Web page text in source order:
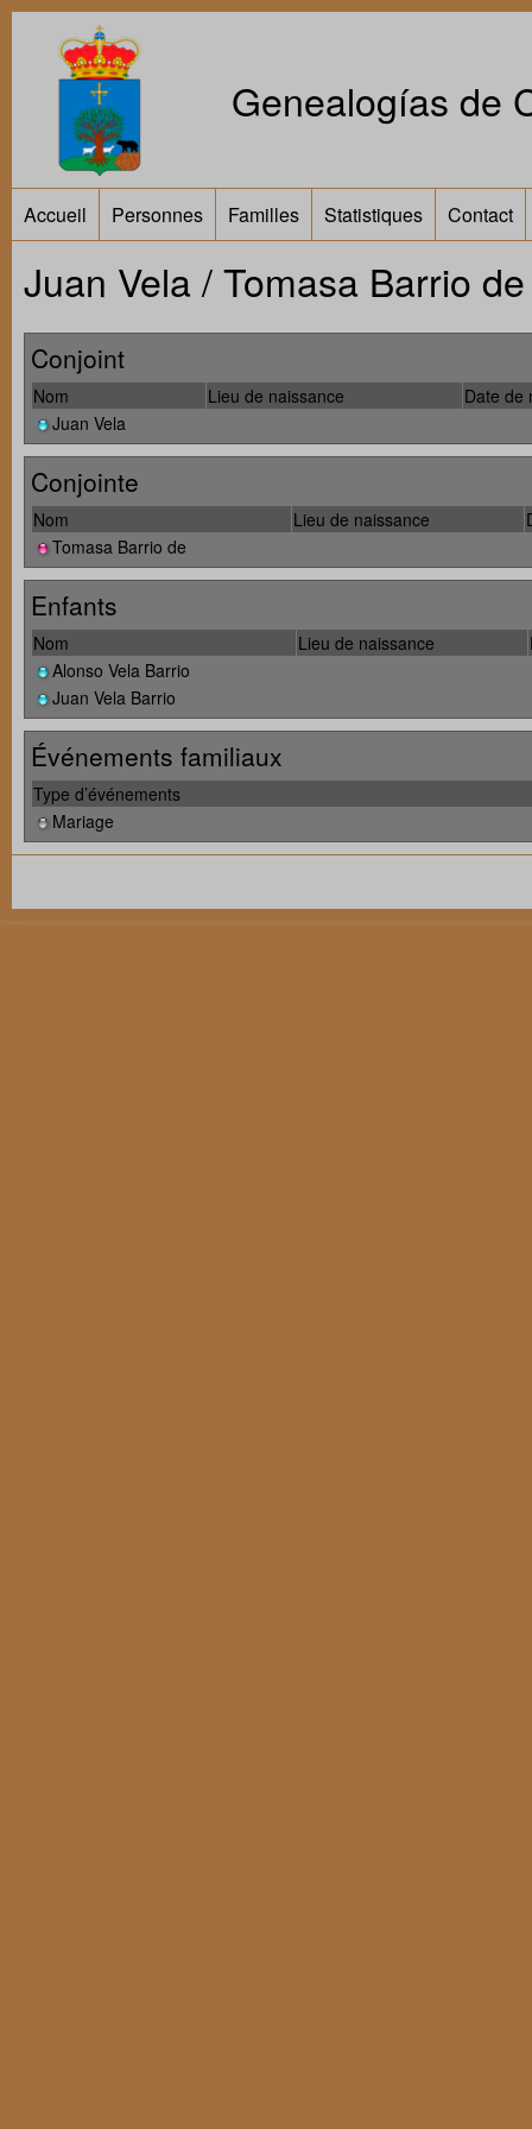
Genealogías de
Accueil Personnes Familles Statistiques Contact
Juan Vela / Tomasa Barrio de
Conjoint
Nom Lieu de naissance
Date de
Juan Vela
Conjointe
Nom Lieu de naissance
Tomasa Barrio de
Enfants
Nom Lieu de naissance
Alonso Vela Barrio
Juan Vela Barrio
Événements familiaux
Type d’événements
Mariage